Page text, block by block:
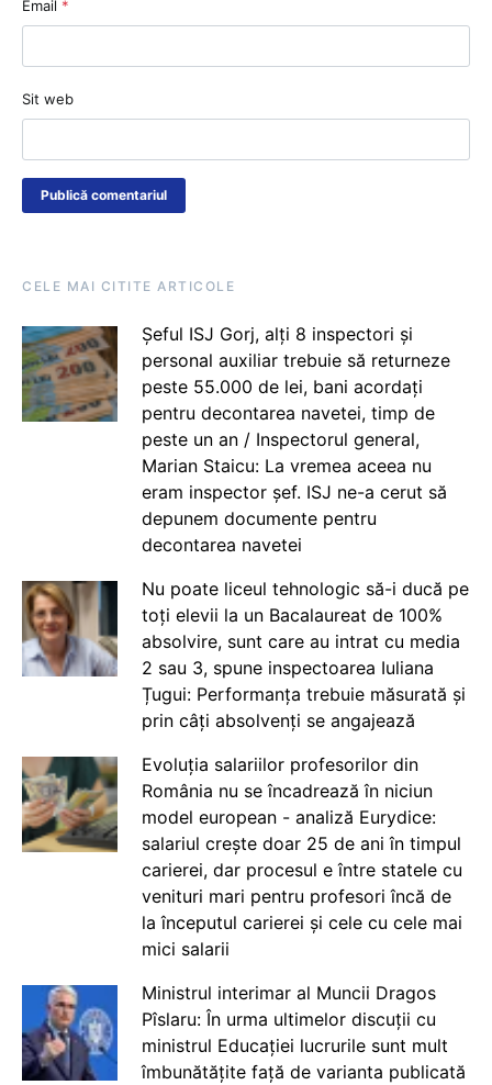
Email *
Sit web
CELE MAI CITITE ARTICOLE
Șeful ISJ Gorj, alți 8 inspectori și
personal auxiliar trebuie să returneze
peste 55.000 de lei, bani acordați
pentru decontarea navetei, timp de
peste un an / Inspectorul general,
Marian Staicu: La vremea aceea nu
eram inspector șef. ISJ ne-a cerut să
depunem documente pentru
decontarea navetei
Nu poate liceul tehnologic să-i ducă pe
toți elevii la un Bacalaureat de 100%
absolvire, sunt care au intrat cu media
2 sau 3, spune inspectoarea Iuliana
Țugui: Performanța trebuie măsurată și
prin câți absolvenți se angajează
Evoluția salariilor profesorilor din
România nu se încadrează în niciun
model european - analiză Eurydice:
salariul crește doar 25 de ani în timpul
carierei, dar procesul e între statele cu
venituri mari pentru profesori încă de
la începutul carierei și cele cu cele mai
mici salarii
Ministrul interimar al Muncii Dragos
Pîslaru: În urma ultimelor discuții cu
ministrul Educației lucrurile sunt mult
îmbunătățite față de varianta publicată